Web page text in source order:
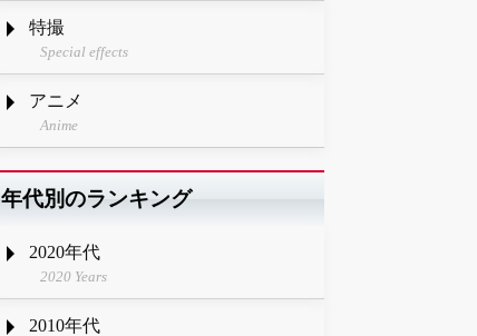
特撮
Special effects
アニメ
Anime
年代別のランキング
2020年代
2020 Years
2010年代